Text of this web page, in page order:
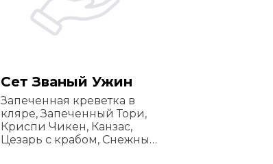
Сет Званый Ужин
Запеченная креветка в
кляре, Запеченный Тори,
Криспи Чикен, Канзас,
Цезарь с крабом, Снежный